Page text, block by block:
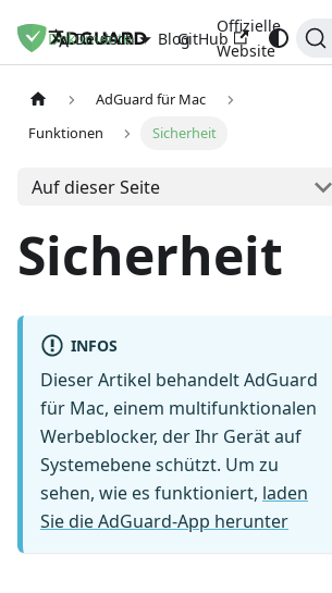
Dokumente Blog
Offizielle
Website
Deutsch GitHub
AdGuard für Mac
Funktionen
Sicherheit
Auf dieser Seite
Sicherheit
INFOS
Dieser Artikel behandelt AdGuard
für Mac, einem multifunktionalen
Werbeblocker, der Ihr Gerät auf
Systemebene schützt. Um zu
sehen, wie es funktioniert, laden
Sie die AdGuard-App herunter